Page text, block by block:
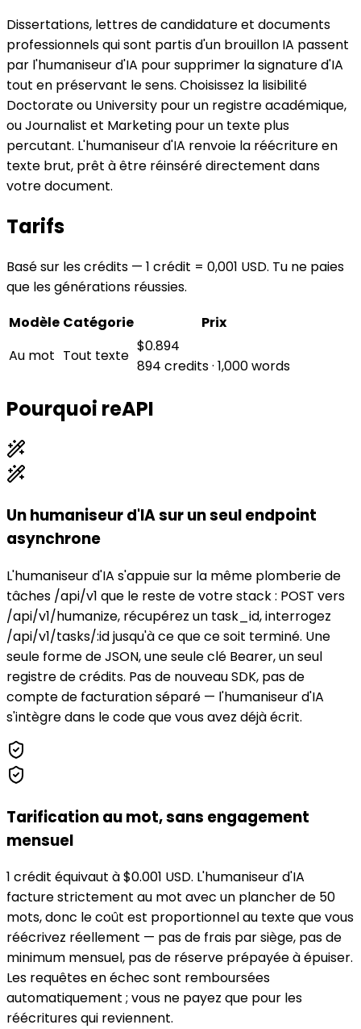
Dissertations, lettres de candidature et documents
professionnels qui sont partis d'un brouillon IA passent
par l'humaniseur d'IA pour supprimer la signature d'IA
tout en préservant le sens. Choisissez la lisibilité
Doctorate ou University pour un registre académique,
ou Journalist et Marketing pour un texte plus
percutant. L'humaniseur d'IA renvoie la réécriture en
texte brut, prêt à être réinséré directement dans
votre document.
Tarifs
Basé sur les crédits — 1 crédit = 0,001 USD. Tu ne paies
que les générations réussies.
Modèle Catégorie
Prix
Au mot Tout texte
$0.894
894 credits · 1,000 words
Pourquoi reAPI
Un humaniseur d'IA sur un seul endpoint
asynchrone
L'humaniseur d'IA s'appuie sur la même plomberie de
tâches /api/v1 que le reste de votre stack : POST vers
/api/v1/humanize, récupérez un task_id, interrogez
/api/v1/tasks/:id jusqu'à ce que ce soit terminé. Une
seule forme de JSON, une seule clé Bearer, un seul
registre de crédits. Pas de nouveau SDK, pas de
compte de facturation séparé — l'humaniseur d'IA
s'intègre dans le code que vous avez déjà écrit.
Tarification au mot, sans engagement
mensuel
1 crédit équivaut à $0.001 USD. L'humaniseur d'IA
facture strictement au mot avec un plancher de 50
mots, donc le coût est proportionnel au texte que vous
réécrivez réellement — pas de frais par siège, pas de
minimum mensuel, pas de réserve prépayée à épuiser.
Les requêtes en échec sont remboursées
automatiquement ; vous ne payez que pour les
réécritures qui reviennent.